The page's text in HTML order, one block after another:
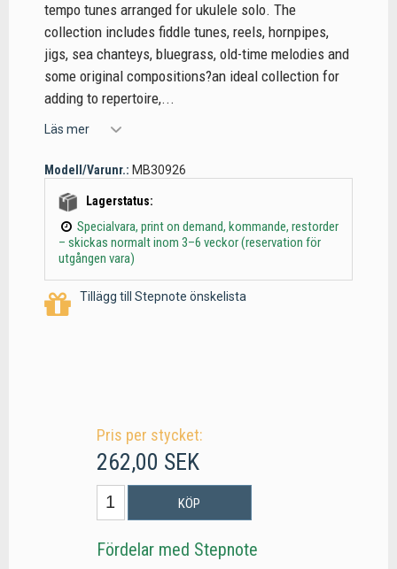
tempo tunes arranged for ukulele solo. The
collection includes fiddle tunes, reels, hornpipes,
jigs, sea chanteys, bluegrass, old-time melodies and
some original compositions?an ideal collection for
adding to repertoire,...
Läs mer
Modell/Varunr.: MB30926
Lagerstatus:
Specialvara, print on demand, kommande, restorder
– skickas normalt inom 3–6 veckor (reservation för
utgången vara)
Tillägg till Stepnote önskelista
Pris per stycket:
262,00 SEK
KÖP
Fördelar med Stepnote